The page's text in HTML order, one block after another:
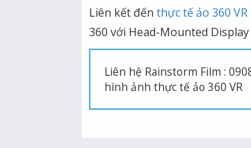
Liên kết đến thực tế ảo 360 VR
360 với Head-Mounted
Liên hệ Rainstorm Film :
hình ảnh thực tế ảo 360 VR